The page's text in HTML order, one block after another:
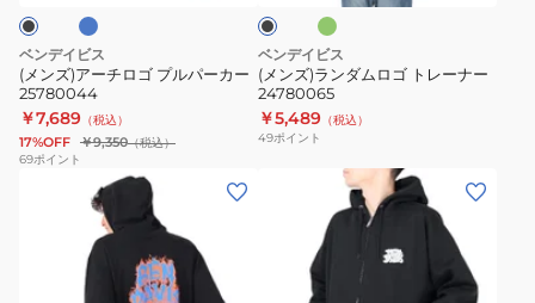
プ
ル
パ
ー
カ
ー
25780044
ベンデイビス
(メンズ)アーチロゴ プルパーカー
25780044
￥7,689 （税込）
17%OFF ￥9,350（税込）
69ポイント
ゴ
ト
レ
ー
ナ
ベンデイビス
(メンズ)ランダムロゴ トレーナー
24780065
￥5,489 （税込）
49ポイント
MASTER